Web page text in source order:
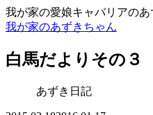
我が家の愛娘キャバリアの
我が家のあずきちゃん
白馬だよりその３
あずき日記